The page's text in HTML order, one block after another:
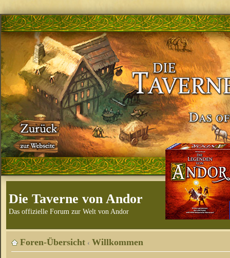
Die Taverne von Andor
Das offizielle Forum zur Welt von Andor
Foren-Übersicht ‹ Willkommen